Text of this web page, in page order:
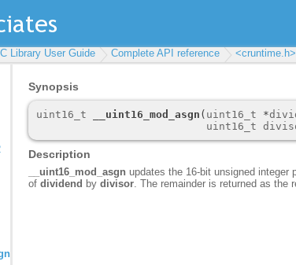
C Library User Guide Complete API reference <cruntime.h>